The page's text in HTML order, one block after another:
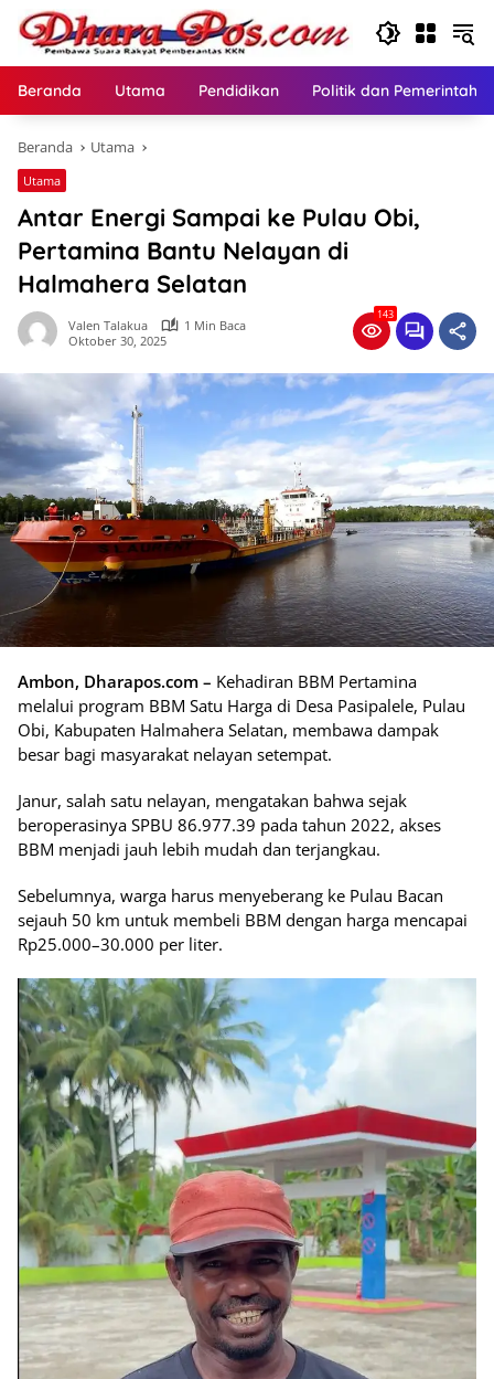
Langsung
konten
Beranda Utama Pendidikan Politik dan
Beranda Utama
Utama
Antar Energi Sampai ke Pulau Obi,
Pertamina Bantu Nelayan di
Halmahera Selatan
Valen Talakua
1 Min Baca
Oktober 30, 2025
143
Ambon, Dharapos.com – Kehadiran BBM Pertamina
melalui program BBM Satu Harga di Desa Pasipalele, Pulau
Obi, Kabupaten Halmahera Selatan, membawa dampak
besar bagi masyarakat nelayan setempat.
Janur, salah satu nelayan, mengatakan bahwa sejak
beroperasinya SPBU 86.977.39 pada tahun 2022, akses
BBM menjadi jauh lebih mudah dan terjangkau.
Sebelumnya, warga harus menyeberang ke Pulau Bacan
sejauh 50 km untuk membeli BBM dengan harga mencapai
Rp25.000–30.000 per liter.